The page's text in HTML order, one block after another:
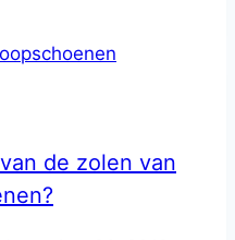
de zolen van